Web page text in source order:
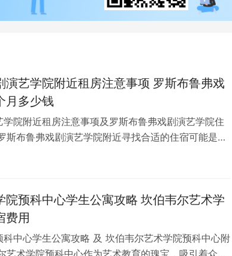
演艺学院附近租房注意事项 罗斯布鲁弗戏
月多少钱
院附近租房注意事项及罗斯布鲁弗戏剧演艺学院住
斯布鲁弗戏剧演艺学院附近寻找合适的住宿可能是留
。为了帮助您顺利完成…
院预科中心学生公寓攻略 坎伯韦尔艺术学
费用
中心学生公寓攻略 及 坎伯韦尔艺术学院预科中心附
艺术学院预科中心作为艺术教育的瑰宝，吸引着众多